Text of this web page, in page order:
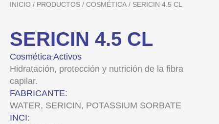
INICIO / PRODUCTOS / COSMÉTICA / SERICIN 4.5 CL
SERICIN 4.5 CL
Cosmética Activos
Hidratación, protección y nutrición de la fibra
capilar.
FABRICANTE:
WATER, SERICIN, POTASSIUM SORBATE
INCI: